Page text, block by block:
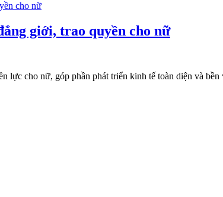
giới, trao quyền cho nữ
lực cho nữ, góp phần phát triển kinh tế toàn diện và